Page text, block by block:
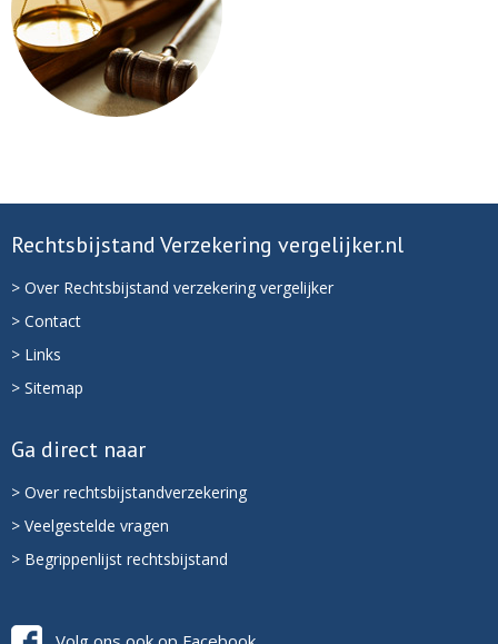
Rechtsbijstand Verzekering vergelijker.nl
> Over Rechtsbijstand verzekering vergelijker
> Contact
> Links
> Sitemap
Ga direct naar
> Over rechtsbijstandverzekering
> Veelgestelde vragen
> Begrippenlijst rechtsbijstand